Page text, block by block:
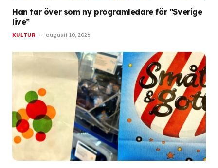
Han tar över som ny programledare för ”Sverige
live”
KULTUR augusti 10, 2026